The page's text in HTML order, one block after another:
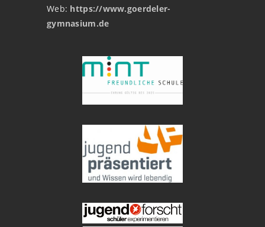
Web: https://www.goerdeler-
gymnasium.de